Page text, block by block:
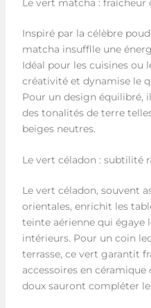
Le vert matcha : fraîcheur
Inspiré par la célèbre
matcha insufflle une
Idéal pour les cuisines ou
créativité et dynamise le
Pour un design équilibré,
des tonalités de terre
beiges neutres.
Le vert céladon : subtilité
Le vert céladon, souvent
orientales, enrichit les
teinte aérienne qui égaye
intérieurs. Pour un coin
terrasse, ce vert garantit
accessoires en
doux sauront compléter